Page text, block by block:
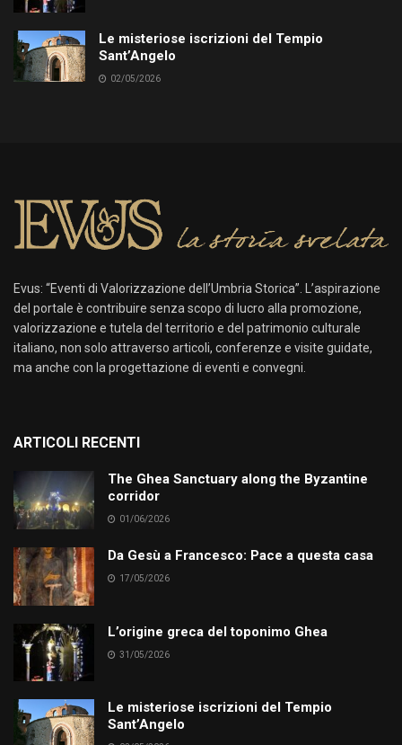
Le misteriose iscrizioni del Tempio
Sant’Angelo
02/05/2026
Evus: “Eventi di Valorizzazione dell’Umbria Storica”. L’aspirazione
del portale è contribuire senza scopo di lucro alla promozione,
valorizzazione e tutela del territorio e del patrimonio culturale
italiano, non solo attraverso articoli, conferenze e visite guidate,
ma anche con la progettazione di eventi e convegni.
ARTICOLI RECENTI
The Ghea Sanctuary along the Byzantine
corridor
01/06/2026
Da Gesù a Francesco: Pace a questa casa
17/05/2026
L’origine greca del toponimo Ghea
31/05/2026
Le misteriose iscrizioni del Tempio
Sant’Angelo